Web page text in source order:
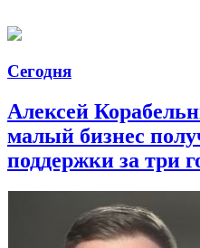
Сегодня
Алексей
малый бизнес
поддержки за три